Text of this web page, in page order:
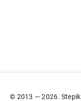
© 2013 — 2026. Stepik